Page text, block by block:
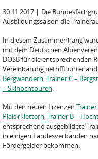
30.11.2017 | Die
Ausbildungssaison die
In diesem Zusammenhang
mit dem Deutschen
DOSB für die entsprechenden
Vereinbarung betrifft unter
Bergwandern,Trainer C –
– Skihochtouren.
Mit den neuen Lizenzen
Plaisirklettern,Trainer B –
entsprechend ausgebildete
in einigen Landesverbänden
Fördergelder bekommen.